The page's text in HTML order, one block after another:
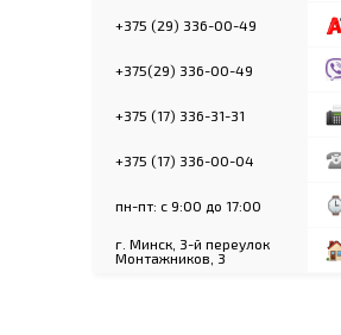
+375 (29) 336-00-49
+375(29) 336-00-49
+375 (17) 336-31-31
+375 (17) 336-00-04
пн-пт: с 9:00 до 17:00
г. Минск, 3-й переулок
Монтажников, 3